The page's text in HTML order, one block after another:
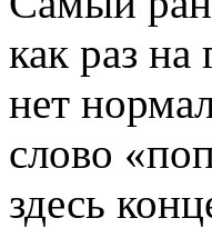
как раз
нет
слово
здесь